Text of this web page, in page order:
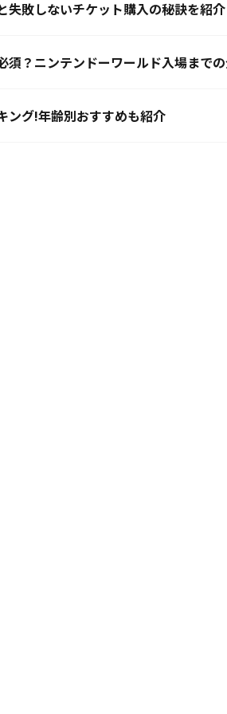
失敗しないチケット購入の秘訣を紹介
？ニンテンドーワールド入場まで
ング!年齢別おすすめも紹介